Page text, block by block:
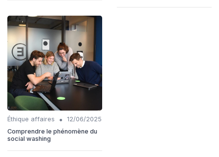
Éthique affaires •
12/06/2025
Comprendre le phénomène du
social washing